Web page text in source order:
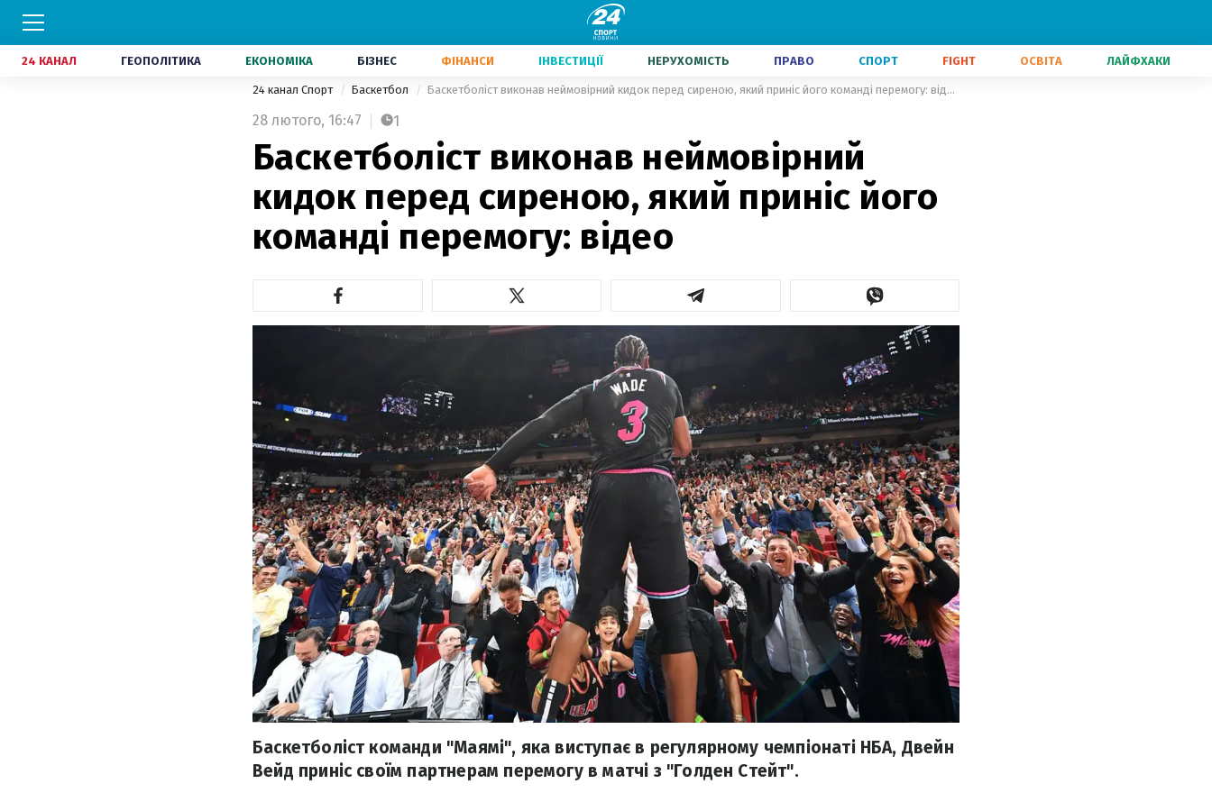
24 КАНАЛ ГЕОПОЛІТИКА ЕКОНОМІКА БІЗНЕС ФІНАНСИ ІНВЕСТИЦІЇ НЕРУХОМІСТЬ ПРАВО СПОРТ FIGHT ОСВІТА ЛАЙФХАКИ
24 канал Спорт Баскетбол Баскетболіст виконав неймовірний кидок перед сиреною, який приніс його команді перемогу: відео
28 лютого, 16:47 1
Баскетболіст виконав неймовірний
кидок перед сиреною, який приніс його
команді перемогу: відео
Баскетболіст команди "Маямі", яка виступає в регулярному чемпіонаті НБА, Двейн
Вейд приніс своїм партнерам перемогу в матчі з "Голден Стейт".